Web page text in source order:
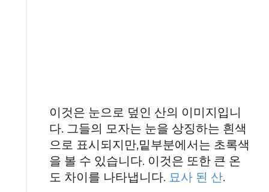
이것은 눈으로 덮인 산의 이미지입니
다. 그들의 모자는 눈을 상징하는 흰색
으로 표시되지만,밑부분에서는 초록색
을 볼 수 있습니다. 이것은 또한 큰 온
도 차이를 나타냅니다. 묘사 된 산.